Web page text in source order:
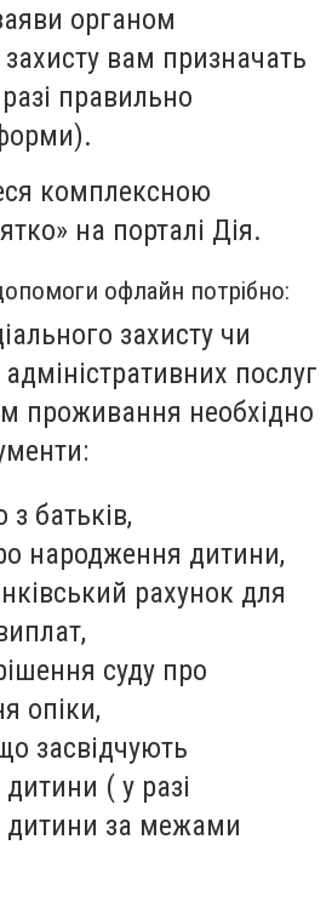
органом
захисту вам призначать
правильно
комплексною
на порталі Дія.
офлайн потрібно:
захисту чи
послуг
проживання необхідно
з батьків,
народження дитини,
рахунок для
суду про
опіки,
засвідчують
( у разі
дитини за межами